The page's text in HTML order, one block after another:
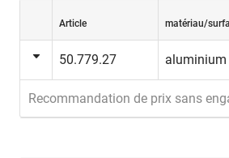
Article matériau/
50.779.27 aluminium
Recommandation de prix sans